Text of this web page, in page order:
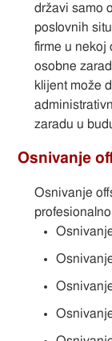
državi samo
poslovnih
firme u nekoj
osobne
klijent može
zaradu u
Osnivanje
Osnivanje